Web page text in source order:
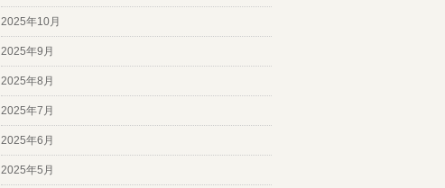
2025年10月
2025年9月
2025年8月
2025年7月
2025年6月
2025年5月